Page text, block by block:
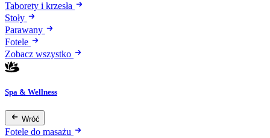
Taborety i krzesła
Stoły
Parawany
Fotele
Zobacz wszystko
Spa & Wellness
Wróć
Fotele do masażu